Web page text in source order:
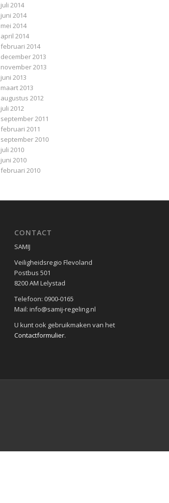
juli 2014
juni 2014
mei 2014
april 2014
februari 2014
december 2013
november 2013
juni 2013
maart 2013
augustus 2012
juli 2012
september 2011
februari 2011
september 2010
juli 2010
juni 2010
februari 2010
CONTACT
SAMIJ
Veiligheidsregio Flevoland
Postbus 501
8200 AM Lelystad
Telefoon: 0900-0165
Mail: info@samij-regeling.nl
U kunt ook gebruikmaken van het
Contactformulier.